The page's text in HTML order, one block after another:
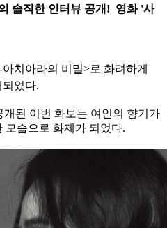
솔직한 인터뷰 공개! 영화 '사
치아라의 비밀>로 화려하게
었다.
된 이번 화보는 여인의 향기가
모습으로 화제가 되었다.